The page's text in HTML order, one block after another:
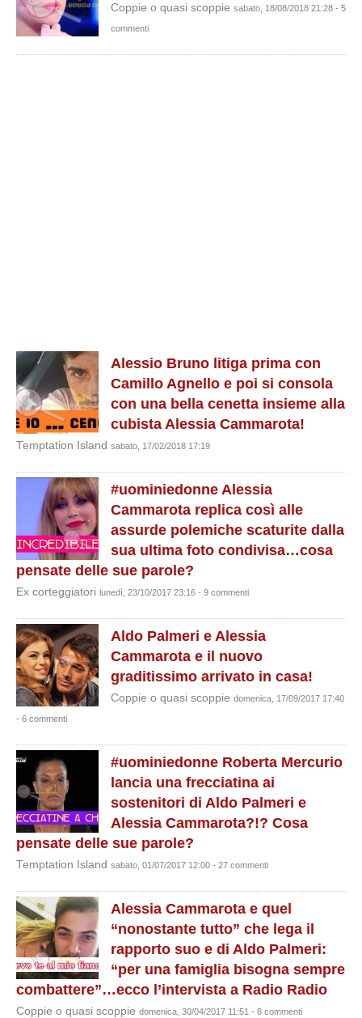
Coppie o quasi scoppie sabato, 18/08/2018 21:28 - 5
commenti
Alessio Bruno litiga prima con
Camillo Agnello e poi si consola
con una bella cenetta insieme alla
cubista Alessia Cammarota!
Temptation Island sabato, 17/02/2018 17:19
#uominiedonne Alessia
Cammarota replica così alle
assurde polemiche scaturite dalla
sua ultima foto condivisa…cosa
pensate delle sue parole?
Ex corteggiatori lunedì, 23/10/2017 23:16 - 9 commenti
Aldo Palmeri e Alessia
Cammarota e il nuovo
graditissimo arrivato in casa!
Coppie o quasi scoppie domenica, 17/09/2017 17:40
- 6 commenti
#uominiedonne Roberta Mercurio
lancia una frecciatina ai
sostenitori di Aldo Palmeri e
Alessia Cammarota?!? Cosa
pensate delle sue parole?
Temptation Island sabato, 01/07/2017 12:00 - 27 commenti
Alessia Cammarota e quel
“nonostante tutto” che lega il
rapporto suo e di Aldo Palmeri:
“per una famiglia bisogna sempre
combattere”…ecco l’intervista a Radio Radio
Coppie o quasi scoppie domenica, 30/04/2017 11:51 - 8 commenti